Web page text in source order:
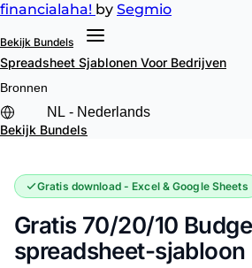
financialaha! by Segmio
Bekijk Bundels
Spreadsheet Sjablonen Voor Bedrijven
Bronnen
Bekijk Bundels
Gratis download - Excel & Google Sheets
Gratis 70/20/10
spreadsheet-sjabloon